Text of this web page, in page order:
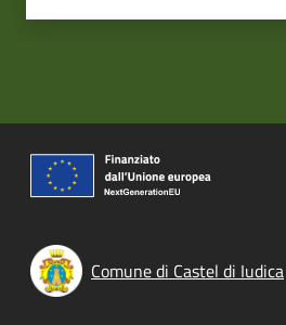
Comune di Castel di Iudica